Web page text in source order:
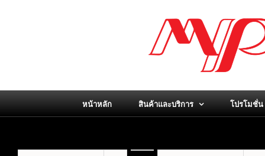
หน้าหลัก สินค้าและบริการ โปรโมชั่น